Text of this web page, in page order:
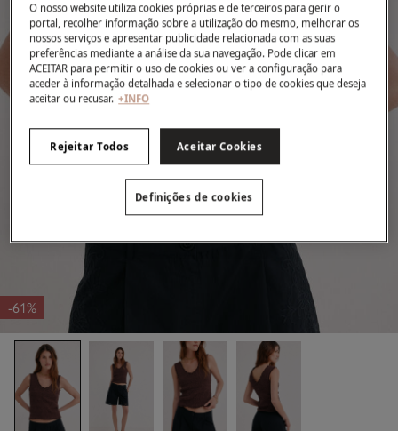
-61%
O nosso website utiliza cookies próprias e de terceiros para gerir o
portal, recolher informação sobre a utilização do mesmo, melhorar os
nossos serviços e apresentar publicidade relacionada com as suas
preferências mediante a análise da sua navegação. Pode clicar em
ACEITAR para permitir o uso de cookies ou ver a configuração para
aceder à informação detalhada e selecionar o tipo de cookies que deseja
aceitar ou recusar. +INFO
Rejeitar Todos Aceitar Cookies
Definições de cookies